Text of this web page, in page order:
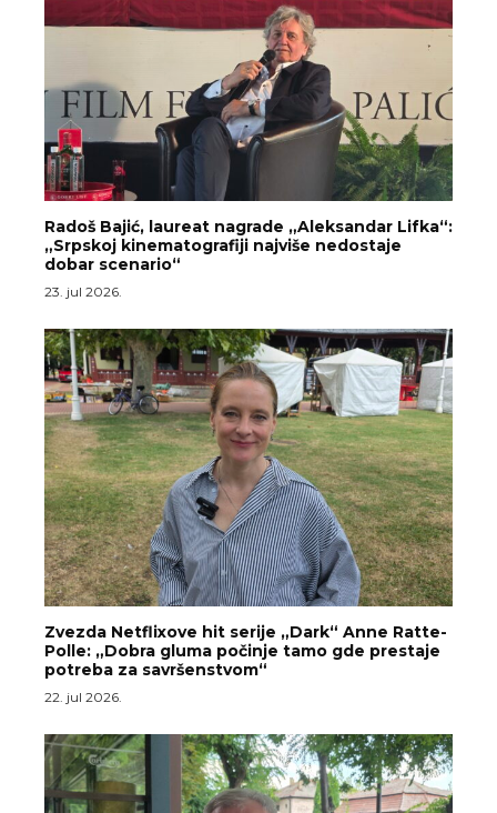
Radoš Bajić, laureat nagrade „Aleksandar Lifka“:
„Srpskoj kinematografiji najviše nedostaje
dobar scenario“
23. jul 2026.
Zvezda Netflixove hit serije „Dark“ Anne Ratte-
Polle: „Dobra gluma počinje tamo gde prestaje
potreba za savršenstvom“
22. jul 2026.